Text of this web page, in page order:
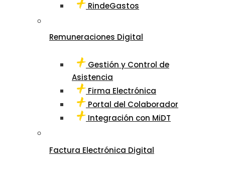
RindeGastos
Remuneraciones Digital
Gestión y Control de
Asistencia
Firma Electrónica
Portal del Colaborador
Integración con MiDT
Factura Electrónica Digital